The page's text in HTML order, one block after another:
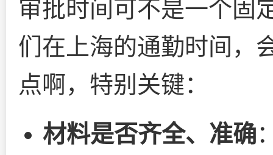
审批时间可不是一个固
们在上海的通勤时间，
点啊，特别关键：
材料是否齐全、准确